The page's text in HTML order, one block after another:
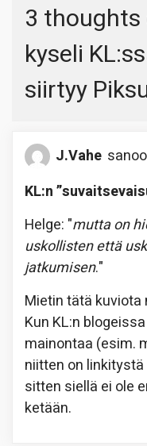
3 thoughts
kyseli
siirtyy
J.Vahe
KL:n
Helge: "mutta on
uskollisten että
jatkumisen."
Mietin tätä
Kun KL:n
mainontaa (esim.
niitten on
sitten siellä ei ole
ketään.